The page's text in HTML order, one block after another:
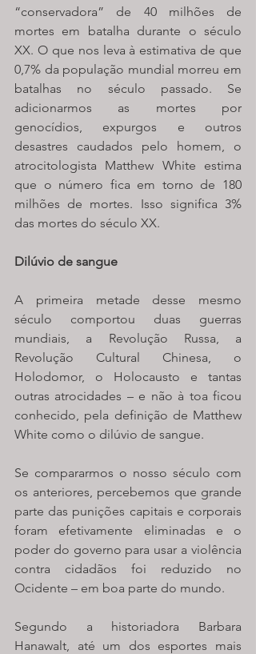
“conservadora” de 40 milhões de
mortes em batalha durante o século
XX. O que nos leva à estimativa de que
0,7% da população mundial morreu em
batalhas no século passado. Se
adicionarmos as mortes por
genocídios, expurgos e outros
desastres caudados pelo homem, o
atrocitologista Matthew White estima
que o número fica em torno de 180
milhões de mortes. Isso significa 3%
das mortes do século XX.
Dilúvio de sangue
A primeira metade desse mesmo
século comportou duas guerras
mundiais, a Revolução Russa, a
Revolução Cultural Chinesa, o
Holodomor, o Holocausto e tantas
outras atrocidades – e não à toa ficou
conhecido, pela definição de Matthew
White como o dilúvio de sangue.
Se compararmos o nosso século com
os anteriores, percebemos que grande
parte das punições capitais e corporais
foram efetivamente eliminadas e o
poder do governo para usar a violência
contra cidadãos foi reduzido no
Ocidente – em boa parte do mundo.
Segundo a historiadora Barbara
Hanawalt, até um dos esportes mais